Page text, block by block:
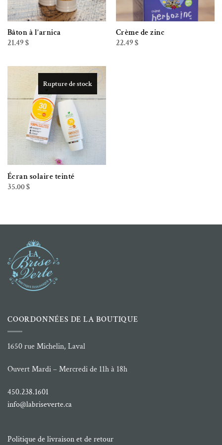
Bâton à l’arnica
21.49 $
Crème de zinc
22.49 $
Ajouter à la liste de souhaits
Rupture de stock
Écran solaire teinté
35.00$
COORDONNÉES DE LA BOUTIQUE
1650 rue Michelin, Laval
Ouvert Mardi – Mercredi de 11h à 18h
450.238.1601
info@labriseverte.ca
Politique de livraison et de retour